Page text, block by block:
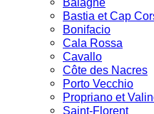
Balagne
Bastia et Cap
Bonifacio
Cala Rossa
Cavallo
Côte des Nacres
Porto Vecchio
Propriano et
Saint-Florent